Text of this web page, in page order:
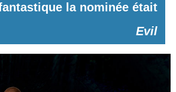
la nominée était
Evil